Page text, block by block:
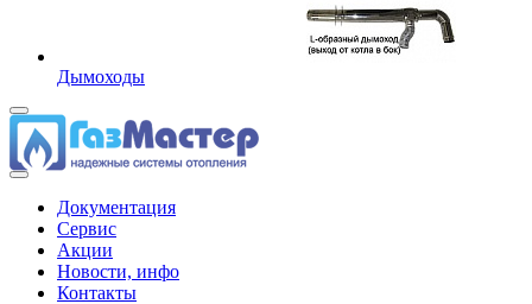
Дымоходы
Документация
Сервис
Акции
Новости, инфо
Контакты